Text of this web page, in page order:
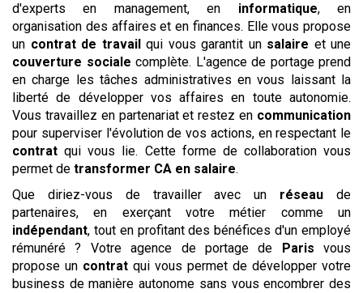
d'experts en management, en informatique, en
organisation des affaires et en finances. Elle vous propose
un contrat de travail qui vous garantit un salaire et une
couverture sociale complète. L'agence de portage prend
en charge les tâches administratives en vous laissant la
liberté de développer vos affaires en toute autonomie.
Vous travaillez en partenariat et restez en communication
pour superviser l'évolution de vos actions, en respectant le
contratqui vous lie. Cette forme de collaboration vous
permet de transformer CA en salaire.
Que diriez-vous de travailler avec un réseau de
partenaires, en exerçant votre métier comme un
indépendant, tout en profitant des bénéfices d'un employé
rémunéré ? Votre agence de portage de
Paris vous
propose un contrat qui vous permet de développer votre
business de manière autonome sans vous encombrer des